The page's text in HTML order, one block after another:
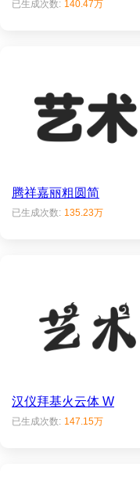
已生成次数: 140.47万
腾祥嘉丽粗圆简
已生成次数: 135.23万
汉仪拜基火云体 W
已生成次数: 147.15万